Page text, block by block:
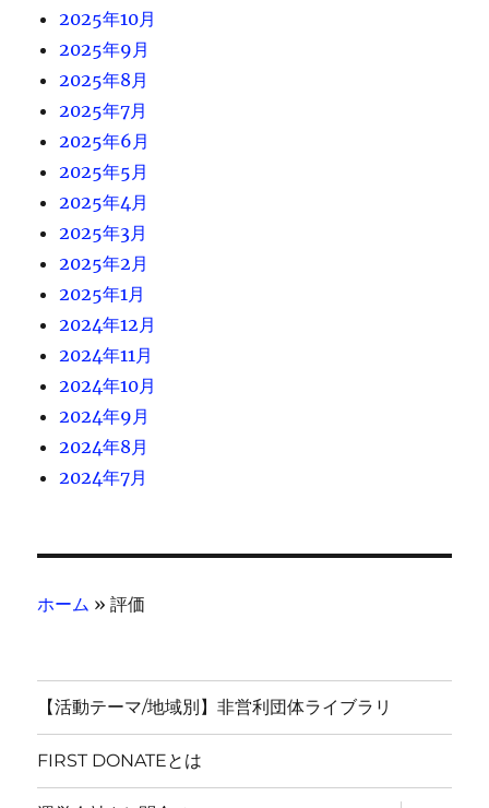
2025年10月
2025年9月
2025年8月
2025年7月
2025年6月
2025年5月
2025年4月
2025年3月
2025年2月
2025年1月
2024年12月
2024年11月
2024年10月
2024年9月
2024年8月
2024年7月
ホーム » 評価
【活動テーマ/地域別】非営利団体ライブラリ
FIRST DONATEとは